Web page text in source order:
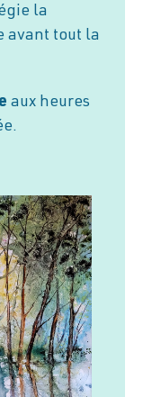
la
avant tout la
aux heures